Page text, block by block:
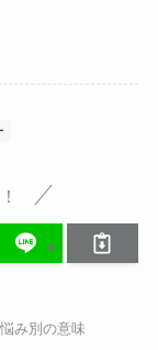
み別の意味